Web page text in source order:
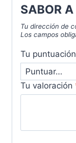
SABOR
Tu dirección de
Los campos
Tu puntuación
Tu valoración